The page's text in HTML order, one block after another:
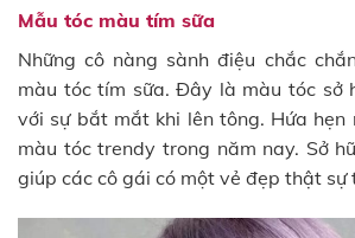
Mẫu tóc màu tím sữa
Những cô nàng sành điệu chắc
màu tóc tím sữa. Đây là màu tóc sở
với sự bắt mắt khi lên tông. Hứa hẹn
màu tóc trendy trong năm nay. Sở
giúp các cô gái có một vẻ đẹp thật sự